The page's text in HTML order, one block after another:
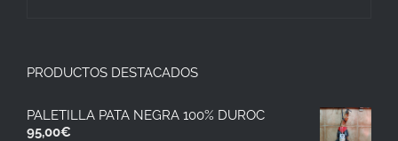
PRODUCTOS DESTACADOS
PALETILLA PATA NEGRA 100% DUROC
95,00€